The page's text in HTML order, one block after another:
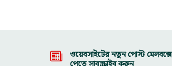
ওয়েবসাইটের নতুন পোস্ট মেলবক্সে